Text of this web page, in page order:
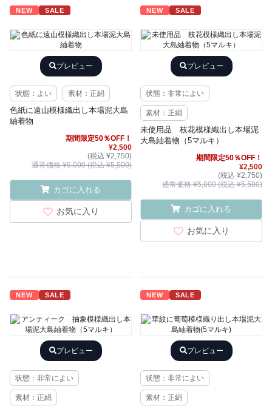
NEW SALE
プレビュー
状態：よい 素材：正絹
色紙に遠山模様織出し本場泥大島
紬着物
期間限定50％OFF！
¥2,500
(税込 ¥2,750)
通常価格 ¥5,000 (税込 ¥5,500)
カゴに入れる
お気に入り
NEW SALE
プレビュー
状態：非常によい
素材：正絹
未使用品 枝花模様織出し本場泥
大島紬着物（5マルキ）
期間限定50％OFF！
¥2,500
(税込 ¥2,750)
通常価格 ¥5,000 (税込 ¥5,500)
カゴに入れる
お気に入り
NEW SALE
プレビュー
状態：非常によい
素材：正絹
NEW SALE
プレビュー
状態：非常によい
素材：正絹